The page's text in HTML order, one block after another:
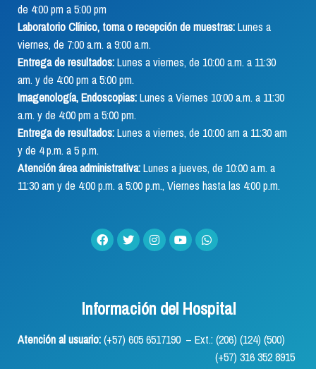
de 4:00 pm a 5:00 pm
Laboratorio Clínico, toma o recepción de muestras:Lunes a
viernes, de 7:00 a.m. a 9:00 a.m.
Entrega de resultados:Lunes a viernes, de 10:00 a.m. a 11:30
am. y de 4:00 pm a 5:00 pm.
Imagenología, Endoscopias:Lunes a Viernes 10:00 a.m. a 11:30
a.m. y de 4:00 pm a 5:00 pm.
Entrega de resultados:Lunes a viernes, de 10:00 am a 11:30 am
y de 4 p.m. a 5 p.m.
Atención área administrativa:Lunes a jueves, de 10:00 a.m. a
11:30 am y de 4:00 p.m. a 5:00 p.m., Viernes hasta las 4:00 p.m.
Información del Hospital
Atención al usuario:(+57) 605 6517190 – Ext.: (206) (124) (500)
(+57) 316 352 8915